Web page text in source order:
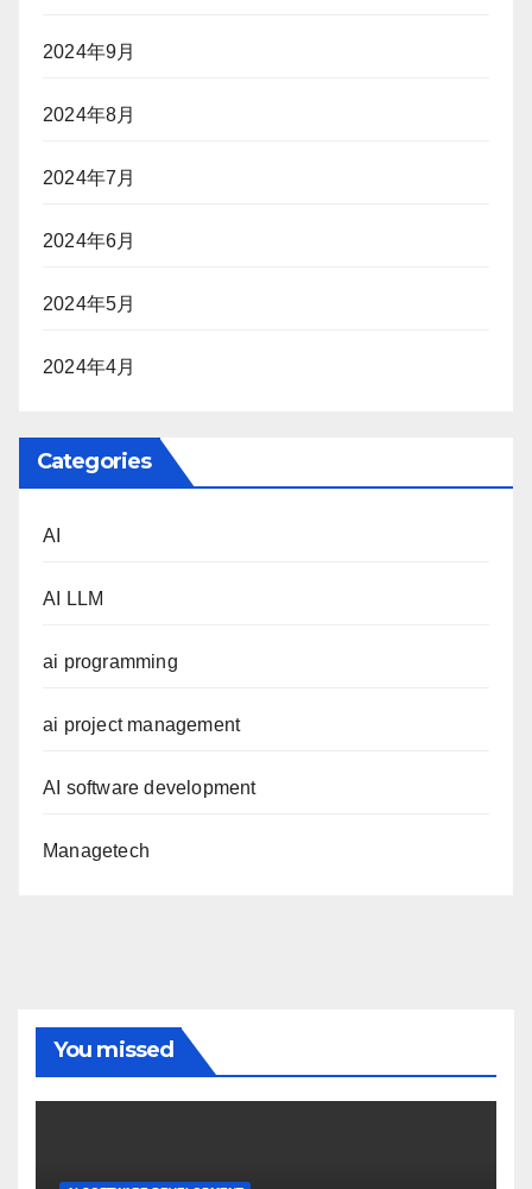
2024年9月
2024年8月
2024年7月
2024年6月
2024年5月
2024年4月
Categories
AI
AI LLM
ai programming
ai project management
AI software development
Managetech
You missed